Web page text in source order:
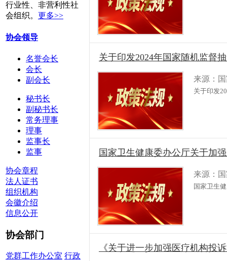
行业性、非营利性社
会组织。 更多>>
协会领导
名誉会长
会长
副会长
秘书长
副秘书长
常务理事
理事
监事长
监事
协会章程
法人证书
组织机构
会徽介绍
信息公开
协会部门
党群工作办公室 行政
关于印发2024年国家随机监督
来源：
关于印发
国家卫生健康委办公厅关于加
来源：
国家卫生
《关于进一步加强医疗机构投